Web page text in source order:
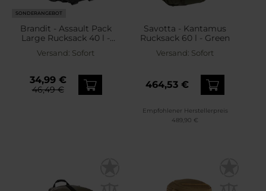
SONDERANGEBOT
Brandit - Assault Pack
Large Rucksack 40 l -
Versand: Sofort
34,99 €
46,49 €
Savotta - Kantamus
Rucksack 60 l - Green
Versand: Sofort
464,53 €
Empfohlener Herstellerpreis
489,90 €